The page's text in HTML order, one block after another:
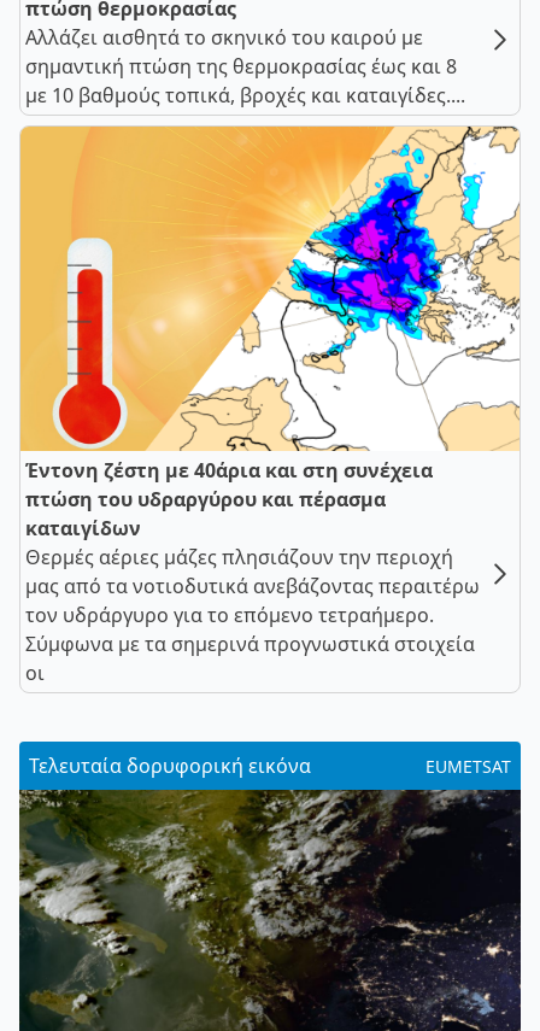
πτώση θερμοκρασίας
Αλλάζει αισθητά το σκηνικό του καιρού με
σημαντική πτώση της θερμοκρασίας έως και 8
με 10 βαθμούς τοπικά, βροχές και καταιγίδες....
Έντονη ζέστη με 40άρια και στη συνέχεια
πτώση του υδραργύρου και πέρασμα
καταιγίδων
Θερμές αέριες μάζες πλησιάζουν την περιοχή
μας από τα νοτιοδυτικά ανεβάζοντας περαιτέρω
τον υδράργυρο για το επόμενο τετραήμερο.
Σύμφωνα με τα σημερινά προγνωστικά στοιχεία
οι
Τελευταία δορυφορική εικόνα EUMETSAT